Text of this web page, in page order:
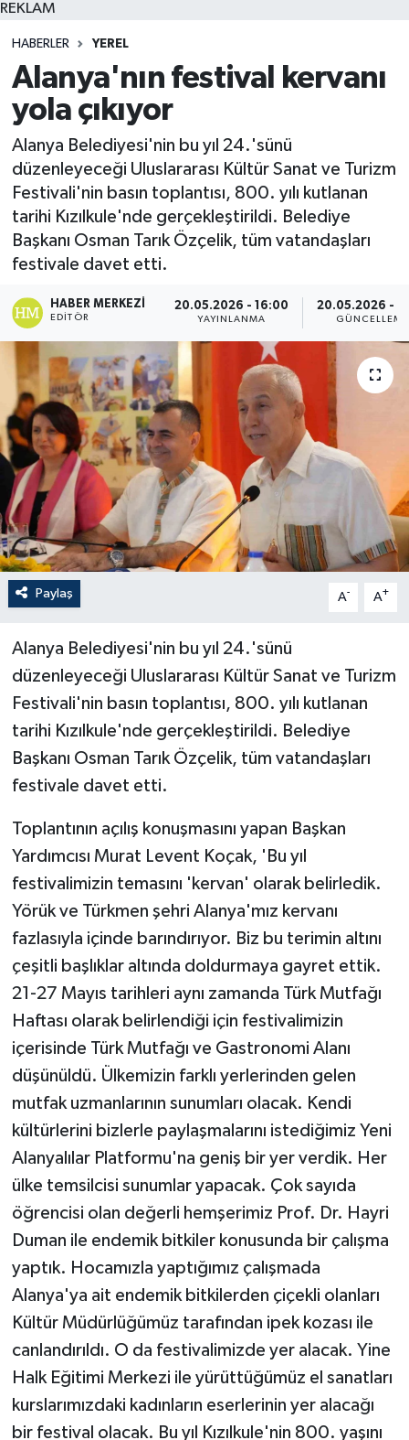
REKLAM
HABERLER YEREL
Alanya'nın festival kervanı
yola çıkıyor
Alanya Belediyesi'nin bu yıl 24.'sünü
düzenleyeceği Uluslararası Kültür Sanat ve Turizm
Festivali'nin basın toplantısı, 800. yılı kutlanan
tarihi Kızılkule'nde gerçekleştirildi. Belediye
Başkanı Osman Tarık Özçelik, tüm vatandaşları
festivale davet etti.
HABER MERKEZI
EDITÖR
20.05.2026 - 16:00
YAYINLANMA
20.05.2026 -
GÜNCELLEME
Paylaş A- A+
Alanya Belediyesi'nin bu yıl 24.'sünü
düzenleyeceği Uluslararası Kültür Sanat ve Turizm
Festivali'nin basın toplantısı, 800. yılı kutlanan
tarihi Kızılkule'nde gerçekleştirildi. Belediye
Başkanı Osman Tarık Özçelik, tüm vatandaşları
festivale davet etti.
Toplantının açılış konuşmasını yapan Başkan
Yardımcısı Murat Levent Koçak, 'Bu yıl
festivalimizin temasını 'kervan' olarak belirledik.
Yörük ve Türkmen şehri Alanya'mız kervanı
fazlasıyla içinde barındırıyor. Biz bu terimin altını
çeşitli başlıklar altında doldurmaya gayret ettik.
21-27 Mayıs tarihleri aynı zamanda Türk Mutfağı
Haftası olarak belirlendiği için festivalimizin
içerisinde Türk Mutfağı ve Gastronomi Alanı
düşünüldü. Ülkemizin farklı yerlerinden gelen
mutfak uzmanlarının sunumları olacak. Kendi
kültürlerini bizlerle paylaşmalarını istediğimiz Yeni
Alanyalılar Platformu'na geniş bir yer verdik. Her
ülke temsilcisi sunumlar yapacak. Çok sayıda
öğrencisi olan değerli hemşerimiz Prof. Dr. Hayri
Duman ile endemik bitkiler konusunda bir çalışma
yaptık. Hocamızla yaptığımız çalışmada
Alanya'ya ait endemik bitkilerden çiçekli olanları
Kültür Müdürlüğümüz tarafından ipek kozası ile
canlandırıldı. O da festivalimizde yer alacak. Yine
Halk Eğitimi Merkezi ile yürüttüğümüz el sanatları
kurslarımızdaki kadınların eserlerinin yer alacağı
bir festival olacak. Bu yıl Kızılkule'nin 800. yaşını